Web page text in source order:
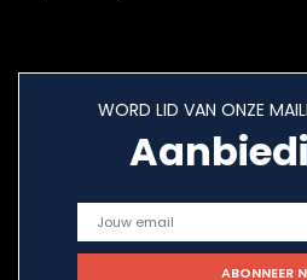
WORD LID VAN ONZE